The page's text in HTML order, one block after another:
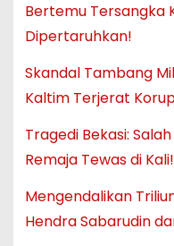
Bertemu Tersangka
Dipertaruhkan!
Skandal Tambang
Kaltim Terjerat
Tragedi Bekasi:
Remaja Tewas di Kali!
Mengendalikan
Hendra Sabarudin